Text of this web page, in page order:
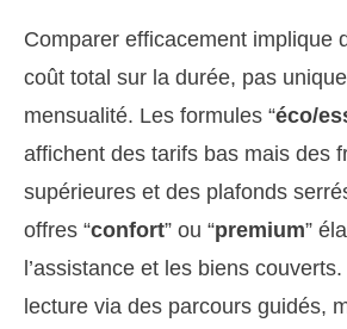
Comparer efficacement implique
coût total sur la durée, pas
mensualité. Les formules “éco/
affichent des tarifs bas mais des
supérieures et des plafonds
offres “confort” ou “premium”
l’assistance et les biens
lecture via des parcours guidés,